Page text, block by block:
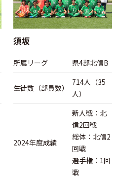
須坂
所属リーグ 県4部北信B
生徒数（部員数）
714人（35
人）
2024年度成績
新人戦：北
信2回戦
総体：北信2
回戦
選手権：1回
戦